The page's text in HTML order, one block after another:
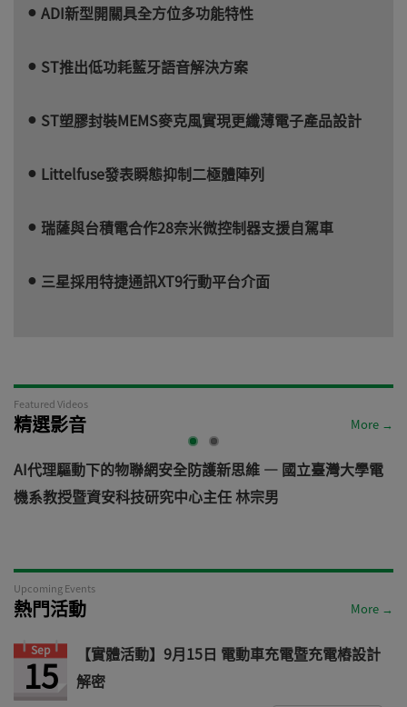
ADI新型開關具全方位多功能特性
ST推出低功耗藍牙語音解決方案
ST塑膠封裝MEMS麥克風實現更纖薄電子產品設計
Littelfuse發表瞬態抑制二極體陣列
瑞薩與台積電合作28奈米微控制器支援自駕車
三星採用特捷通訊XT9行動平台介面
Featured Videos
精選影音 More →
網安全防護新思維 — 國立臺灣大學電
研究中心主任 林宗男
從汽車資安軌跡看見
道 — VicOne
Upcoming Events
熱門活動 More →
Sep
15
【實體活動】9月15日 電動車充電暨充電樁設計
解密